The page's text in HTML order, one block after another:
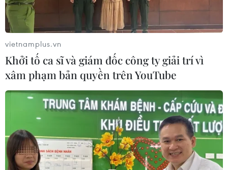
Theo dõi VietnamPlus
Bản tin hôm nay có những thông tin đáng
chú ý sau:
Lãnh tụ tối cao Iran tuyên bố giành “chiến
thắng” trước cả Israel và Mỹ
Mỹ tăng cường năng lực phòng thủ tại Trung
Đông
Tình báo Hàn Quốc lo ngại Triều Tiên điều thêm
vietnamplus.vn
Khởi tố ca sĩ và giám đốc công ty giải trí vì
xâm phạm bản quyền trên YouTube